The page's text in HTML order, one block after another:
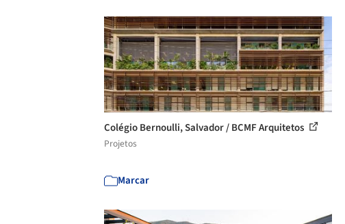
Colégio Bernoulli, Salvador / BCMF Arquitetos
Projetos
Marcar